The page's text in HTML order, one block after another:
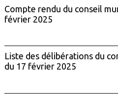
Compte rendu du conseil
février 2025
Liste des délibérations du
du 17 février 2025